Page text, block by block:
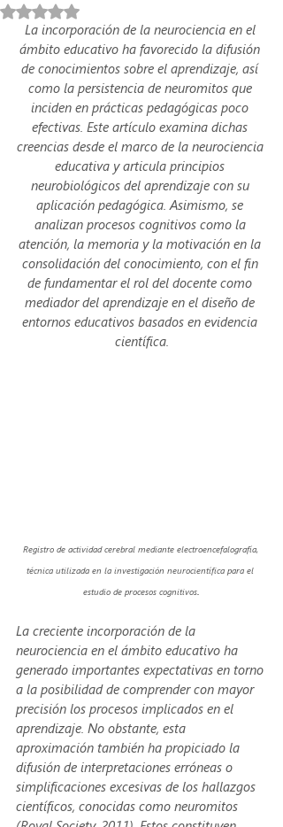
Obtuvo NaN de 5 estrellas.
La incorporación de la neurociencia en el
ámbito educativo ha favorecido la difusión
de conocimientos sobre el aprendizaje, así
como la persistencia de neuromitos que
inciden en prácticas pedagógicas poco
efectivas. Este artículo examina dichas
creencias desde el marco de la neurociencia
educativa y articula principios
neurobiológicos del aprendizaje con su
aplicación pedagógica. Asimismo, se
analizan procesos cognitivos como la
atención, la memoria y la motivación en la
consolidación del conocimiento, con el fin
de fundamentar el rol del docente como
mediador del aprendizaje en el diseño de
entornos educativos basados en evidencia
científica.
Registro de actividad cerebral mediante electroencefalografía,
técnica utilizada en la investigación neurocientífica para el
estudio de procesos cognitivos
La creciente incorporación de la
neurociencia en el ámbito educativo ha
generado importantes expectativas en torno
a la posibilidad de comprender con mayor
precisión los procesos implicados en el
aprendizaje. No obstante, esta
aproximación también ha propiciado la
difusión de interpretaciones erróneas o
simplificaciones excesivas de los hallazgos
científicos, conocidas como neuromitos